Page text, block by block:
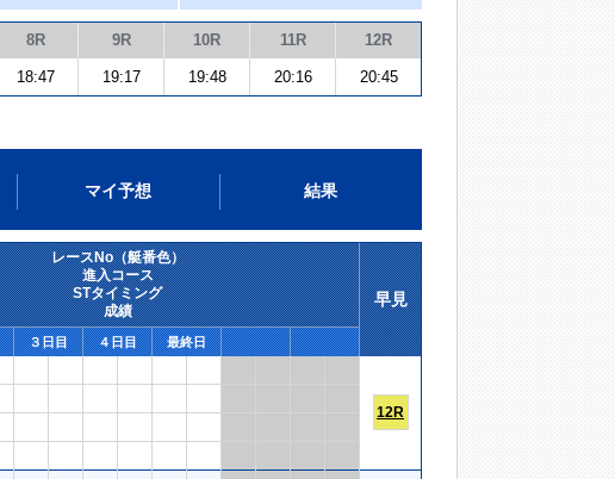
8R 9R 10R 11R 12R
18:47 19:17 19:48 20:16 20:45
マイ予想 結果
レースNo（艇番色）
進入コース
STタイミング
成績
早見
３日目 ４日目 最終日
12R